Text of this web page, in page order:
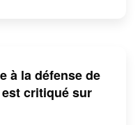
à la défense de
critiqué sur